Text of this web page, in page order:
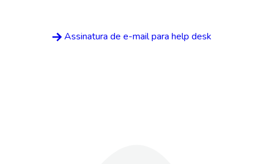
Assinatura de e-mail para help desk